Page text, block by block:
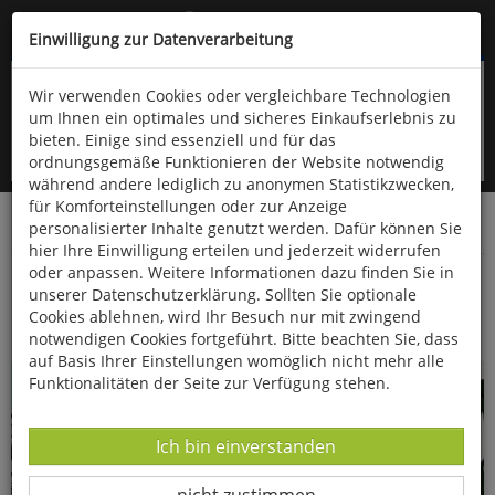
Kompletten Head der Seite überspringen
oder (06766) 9323-960
Startseite Bücher Kunst Kunst als Hobby
Ausmalreise Winterliche Vogelwelt
Einwilligung zur Datenverarbeitung
Wir verwenden Cookies oder vergleichbare Technologien
um Ihnen ein optimales und sicheres Einkaufserlebnis zu
bieten. Einige sind essenziell und für das
ordnungsgemäße Funktionieren der Website notwendig
während andere lediglich zu anonymen Statistikzwecken,
für Komforteinstellungen oder zur Anzeige
personalisierter Inhalte genutzt werden. Dafür können Sie
hier Ihre Einwilligung erteilen und jederzeit widerrufen
oder anpassen. Weitere Informationen dazu finden Sie in
unserer Datenschutzerklärung. Sollten Sie optionale
Cookies ablehnen, wird Ihr Besuch nur mit zwingend
notwendigen Cookies fortgeführt. Bitte beachten Sie, dass
auf Basis Ihrer Einstellungen womöglich nicht mehr alle
Funktionalitäten der Seite zur Verfügung stehen.
Datenverarbeitung -
Ich bin einverstanden